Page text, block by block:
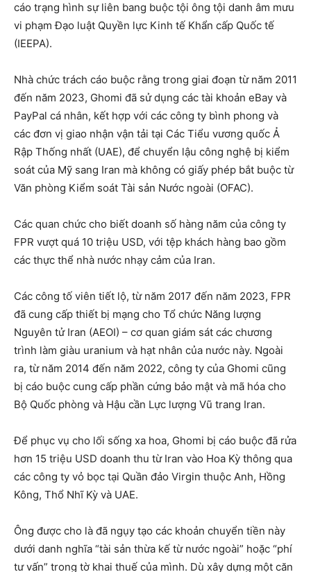
cáo trạng hình sự liên bang buộc tội ông tội danh âm mưu
vi phạm Đạo luật Quyền lực Kinh tế Khẩn cấp Quốc tế
(IEEPA).
Nhà chức trách cáo buộc rằng trong giai đoạn từ năm 2011
đến năm 2023, Ghomi đã sử dụng các tài khoản eBay và
PayPal cá nhân, kết hợp với các công ty bình phong và
các đơn vị giao nhận vận tải tại Các Tiểu vương quốc Ả
Rập Thống nhất (UAE), để chuyển lậu công nghệ bị kiểm
soát của Mỹ sang Iran mà không có giấy phép bắt buộc từ
Văn phòng Kiểm soát Tài sản Nước ngoài (OFAC).
Các quan chức cho biết doanh số hàng năm của công ty
FPR vượt quá 10 triệu USD, với tệp khách hàng bao gồm
các thực thể nhà nước nhạy cảm của Iran.
Các công tố viên tiết lộ, từ năm 2017 đến năm 2023, FPR
đã cung cấp thiết bị mạng cho Tổ chức Năng lượng
Nguyên tử Iran (AEOI) – cơ quan giám sát các chương
trình làm giàu uranium và hạt nhân của nước này. Ngoài
ra, từ năm 2014 đến năm 2022, công ty của Ghomi cũng
bị cáo buộc cung cấp phần cứng bảo mật và mã hóa cho
Bộ Quốc phòng và Hậu cần Lực lượng Vũ trang Iran.
Để phục vụ cho lối sống xa hoa, Ghomi bị cáo buộc đã rửa
hơn 15 triệu USD doanh thu từ Iran vào Hoa Kỳ thông qua
các công ty vỏ bọc tại Quần đảo Virgin thuộc Anh, Hồng
Kông, Thổ Nhĩ Kỳ và UAE.
Ông được cho là đã ngụy tạo các khoản chuyển tiền này
dưới danh nghĩa “tài sản thừa kế từ nước ngoài” hoặc “phí
tư vấn” trong tờ khai thuế của mình. Dù xây dựng một căn